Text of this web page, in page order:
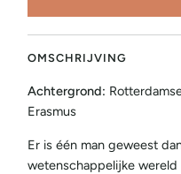
OMSCHRIJVING
Achtergrond:
Erasmus
Er is één man geweest
wetenschappelijke